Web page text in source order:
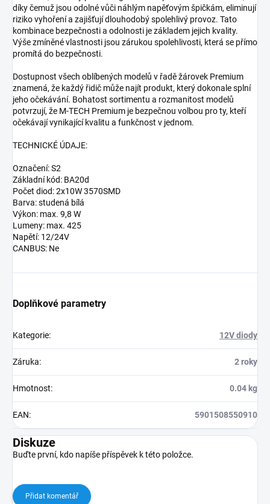
díky čemuž jsou odolné vůči náhlým napěťovým špičkám, eliminují
riziko vyhoření a zajišťují dlouhodobý spolehlivý provoz. Tato
kombinace bezpečnosti a odolnosti je základem jejich kvality.
Výše zmíněné vlastnosti jsou zárukou spolehlivosti, která se přímo
promítá do bezpečnosti.
Dostupnost všech oblíbených modelů v řadě žárovek Premium
znamená, že každý řidič může najít produkt, který dokonale splní
jeho očekávání. Bohatost sortimentu a rozmanitost modelů
potvrzují, že M-TECH Premium je bezpečnou volbou pro ty, kteří
očekávají vynikající kvalitu a funkčnost v jednom.
TECHNICKÉ ÚDAJE:
Označení: S2
Základní kód: BA20d
Počet diod: 2x10W 3570SMD
Barva: studená bílá
Výkon: max. 9,8 W
Lumeny: max. 425
Napětí: 12/24V
CANBUS: Ne
Doplňkové parametry
Kategorie: 12V diody
Záruka: 2 roky
Hmotnost: 0.04 kg
EAN: 5901508550910
Diskuze
Buďte první, kdo napíše příspěvek k této položce.
Přidat komentář